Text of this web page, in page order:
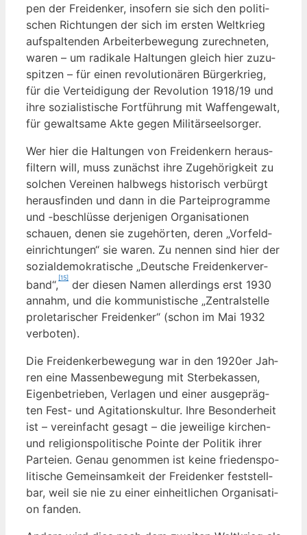
pen der Frei­den­ker, inso­fern sie sich den poli­ti­
schen Rich­tun­gen der sich im ers­ten Welt­krieg
auf­spal­ten­den Arbei­ter­be­we­gung zurech­ne­ten,
waren – um radi­ka­le Hal­tun­gen gleich hier zuzu­
spit­zen – für einen revo­lu­tio­nä­ren Bür­ger­krieg,
für die Ver­tei­di­gung der Revo­lu­ti­on 1918/19 und
ihre sozia­lis­ti­sche Fort­füh­rung mit Waf­fen­ge­walt,
für gewalt­sa­me Akte gegen Militärseelsorger.
Wer hier die Hal­tun­gen von Frei­den­kern her­aus­
fil­tern will, muss zunächst ihre Zuge­hö­rig­keit zu
sol­chen Ver­ei­nen halb­wegs his­to­risch ver­bürgt
her­aus­fin­den und dann in die Par­tei­pro­gram­me
und ‑beschlüs­se der­je­ni­gen Orga­ni­sa­tio­nen
schau­en, denen sie zuge­hör­ten, deren „Vor­feld­
ein­rich­tun­gen“ sie waren. Zu nen­nen sind hier der
sozi­al­de­mo­kra­ti­sche „Deut­sche Frei­den­ker­ver­
band“,
[15]
der die­sen Namen aller­dings erst 1930
annahm, und die kom­mu­nis­ti­sche „Zen­tral­stel­le
pro­le­ta­ri­scher Frei­den­ker“ (schon im Mai 1932
verboten).
Die Frei­den­ker­be­we­gung war in den 1920er Jah­
ren eine Mas­sen­be­we­gung mit Ster­be­kas­sen,
Eigen­be­trie­ben, Ver­la­gen und einer aus­ge­präg­
ten Fest- und Agi­ta­ti­ons­kul­tur. Ihre Beson­der­heit
ist – ver­ein­facht gesagt – die jewei­li­ge kir­chen-
und reli­gi­ons­po­li­ti­sche Poin­te der Poli­tik ihrer
Par­tei­en. Genau genom­men ist kei­ne frie­dens­po­
li­ti­sche Gemein­sam­keit der Frei­den­ker fest­stell­
bar, weil sie nie zu einer ein­heit­li­chen Orga­ni­sa­ti­
on fanden.